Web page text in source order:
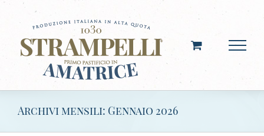
Salta
contenuto
Archivi mensili: Gennaio 2026